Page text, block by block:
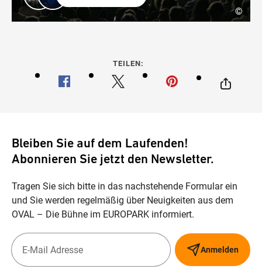
©
TEILEN:
Bleiben Sie auf dem Laufenden!
Abonnieren Sie jetzt den Newsletter.
Tragen Sie sich bitte in das nachstehende Formular ein
und Sie werden regelmäßig über Neuigkeiten aus dem
OVAL – Die Bühne im EUROPARK informiert.
Anmelden